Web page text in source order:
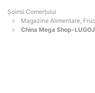
Șoimii Comerțului
Magazine Alimentare,
China Mega Shop-LUGOJ